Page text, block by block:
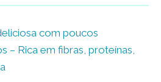
com poucos
– Rica em fibras, proteínas,